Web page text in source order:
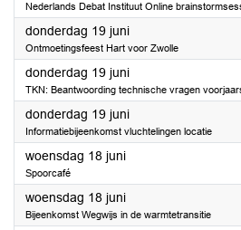
Nederlands Debat Instituut Online
donderdag 19 juni2025
Ontmoetingsfeest Hart voor Zwolle
donderdag 19 juni2025
TKN: Beantwoording technische vragen
donderdag 19 juni2025
Informatiebijeenkomst vluchtelingen locatie
woensdag 18 juni2025
Spoorcafé
woensdag 18 juni2025
Bijeenkomst Wegwijs in de warmtetransitie